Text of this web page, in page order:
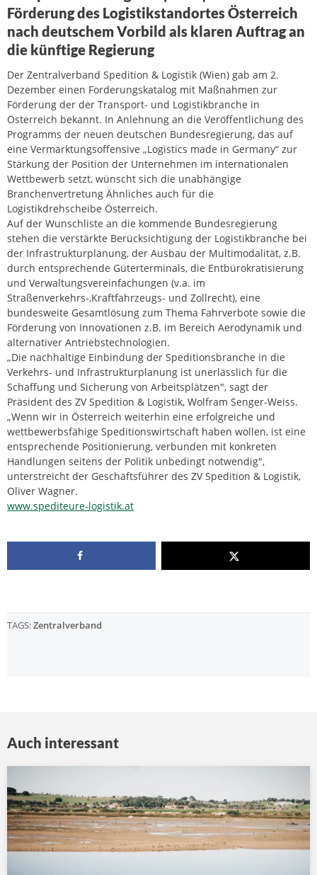
Förderung des Logistikstandortes Österreich
nach deutschem Vorbild als klaren Auftrag an
die künftige Regierung
Der Zentralverband Spedition & Logistik (Wien) gab am 2.
Dezember einen Forderungskatalog mit Maßnahmen zur
Förderung der der Transport- und Logistikbranche in
Österreich bekannt. In Anlehnung an die Veröffentlichung des
Programms der neuen deutschen Bundesregierung, das auf
eine Vermarktungsoffensive „Logistics made in Germany“ zur
Stärkung der Position der Unternehmen im internationalen
Wettbewerb setzt, wünscht sich die unabhängige
Branchenvertretung Ähnliches auch für die
Logistikdrehscheibe Österreich.
Auf der Wunschliste an die kommende Bundesregierung
stehen die verstärkte Berücksichtigung der Logistikbranche bei
der Infrastrukturplanung, der Ausbau der Multimodalität, z.B.
durch entsprechende Güterterminals, die Entbürokratisierung
und Verwaltungsvereinfachungen (v.a. im
Straßenverkehrs-,Kraftfahrzeugs- und Zollrecht), eine
bundesweite Gesamtlösung zum Thema Fahrverbote sowie die
Förderung von Innovationen z.B. im Bereich Aerodynamik und
alternativer Antriebstechnologien.
„Die nachhaltige Einbindung der Speditionsbranche in die
Verkehrs- und Infrastrukturplanung ist unerlässlich für die
Schaffung und Sicherung von Arbeitsplätzen", sagt der
Präsident des ZV Spedition & Logistik, Wolfram Senger-Weiss.
„Wenn wir in Österreich weiterhin eine erfolgreiche und
wettbewerbsfähige Speditionswirtschaft haben wollen, ist eine
entsprechende Positionierung, verbunden mit konkreten
Handlungen seitens der Politik unbedingt notwendig",
unterstreicht der Geschäftsführer des ZV Spedition & Logistik,
Oliver Wagner.
www.spediteure-logistik.at
TAGS:Zentralverband
Auch interessant